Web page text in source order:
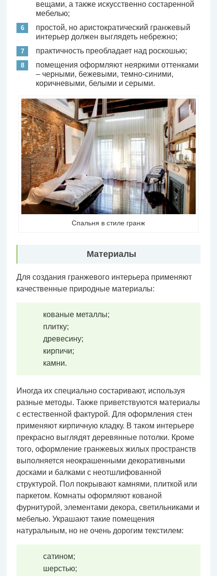
вещами, а также искусственно состаренной
мебелью;
простой, но аристократический гранжевый
интерьер должен выглядеть небрежно;
практичность преобладает над роскошью;
помещения оформляют неяркими оттенками
– черными, бежевыми, темно-синими,
коричневыми, белыми и серыми.
Спальня в стиле гранж
Материалы
Для создания гранжевого интерьера применяют
качественные природные материалы:
кованые металлы;
плитку;
древесину;
кирпичи;
камни.
Иногда их специально состаривают, используя
разные методы. Также приветствуются материалы
с естественной фактурой. Для оформления стен
применяют кирпичную кладку. В таком интерьере
прекрасно выглядят деревянные потолки. Кроме
того, оформление гранжевых жилых пространств
выполняется неокрашенными декоративными
досками и балками с неотшлифованной
структурой. Пол покрывают камнями, плиткой или
паркетом. Комнаты оформляют кованой
фурнитурой, элементами декора, светильниками и
мебелью. Украшают такие помещения
натуральным, но не очень дорогим текстилем:
сатином;
шерстью;